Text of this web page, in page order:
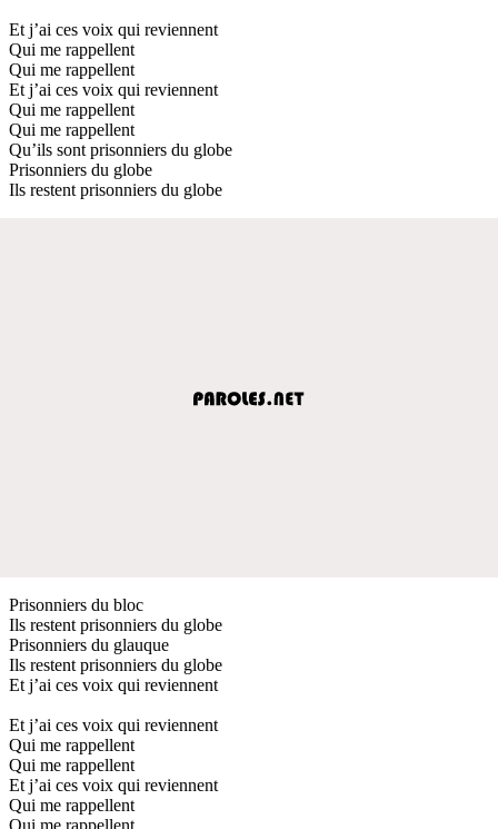
Et j’ai ces voix qui reviennent
Qui me rappellent
Qui me rappellent
Et j’ai ces voix qui reviennent
Qui me rappellent
Qui me rappellent
Qu’ils sont prisonniers du globe
Prisonniers du globe
Ils restent prisonniers du globe
Prisonniers du bloc
Ils restent prisonniers du globe
Prisonniers du glauque
Ils restent prisonniers du globe
Et j’ai ces voix qui reviennent
Et j’ai ces voix qui reviennent
Qui me rappellent
Qui me rappellent
Et j’ai ces voix qui reviennent
Qui me rappellent
Qui me rappellent